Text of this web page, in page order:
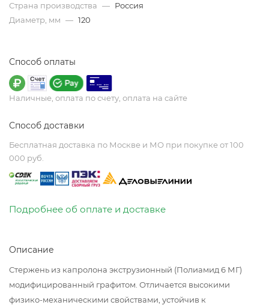
Страна производства — Россия
Диаметр, мм — 120
Способ оплаты
Наличные, оплата по счету, оплата на сайте
Способ доставки
Бесплатная доставка по Москве и МО при покупке от 100
000 руб.
Подробнее об оплате и доставке
Описание
Стержень из капролона экструзионный (Полиамид 6 МГ)
модифицированный графитом. Отличается высокими
физико-механическими свойствами, устойчив к